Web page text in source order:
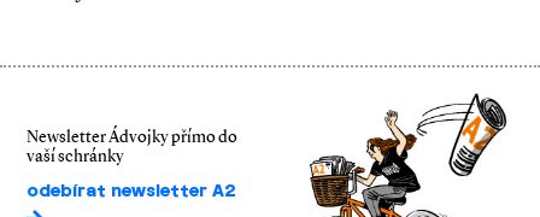
Newsletter Ádvojky přímo do
vaší schránky
odebírat newsletter A2